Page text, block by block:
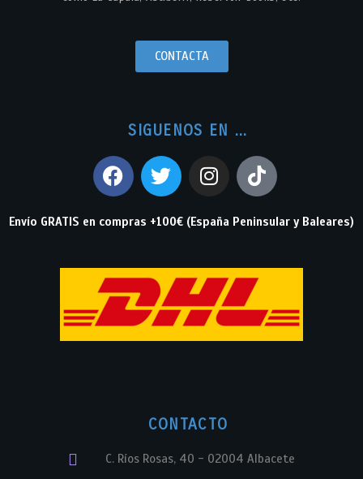
CONTACTA
SIGUENOS EN ...
Envío GRATIS en compras +100€ (España Peninsular y Baleares)
CONTACTO
C. Ríos Rosas, 40 - 02004 Albacete